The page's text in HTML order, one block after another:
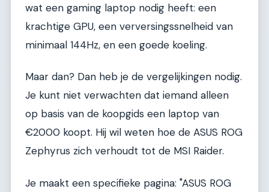
wat een gaming laptop nodig heeft: een
krachtige GPU, een verversingssnelheid van
minimaal 144Hz, en een goede koeling.
Maar dan? Dan heb je de vergelijkingen nodig.
Je kunt niet verwachten dat iemand alleen
op basis van de koopgids een laptop van
€2000 koopt. Hij wil weten hoe de ASUS ROG
Zephyrus zich verhoudt tot de MSI Raider.
Je maakt een specifieke pagina: "ASUS ROG